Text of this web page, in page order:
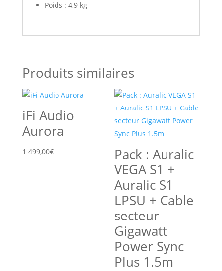
Poids : 4,9 kg
Produits similaires
iFi Audio
Aurora
1 499,00€
Pack : Auralic
VEGA S1 +
Auralic S1
LPSU + Cable
secteur
Gigawatt
Power Sync
Plus 1.5m